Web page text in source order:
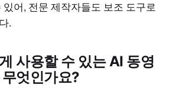
어, 전문 제작자들도 보조 도구로
.
사용할 수 있는 AI 동영
엇인가요?